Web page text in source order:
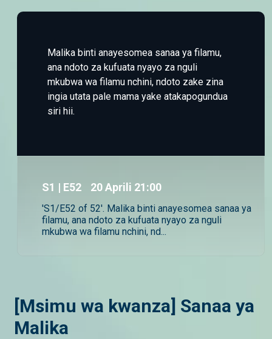
Malika binti anayesomea sanaa ya filamu,
ana ndoto za kufuata nyayo za nguli
mkubwa wa filamu nchini, ndoto zake zina
ingia utata pale mama yake atakapogundua
siri hii.
S1 | E52 20 Aprili 21:00
'S1/E52 of 52'. Malika binti anayesomea sanaa ya
filamu, ana ndoto za kufuata nyayo za nguli
mkubwa wa filamu nchini, nd...
[Msimu wa kwanza] Sanaa ya
Malika